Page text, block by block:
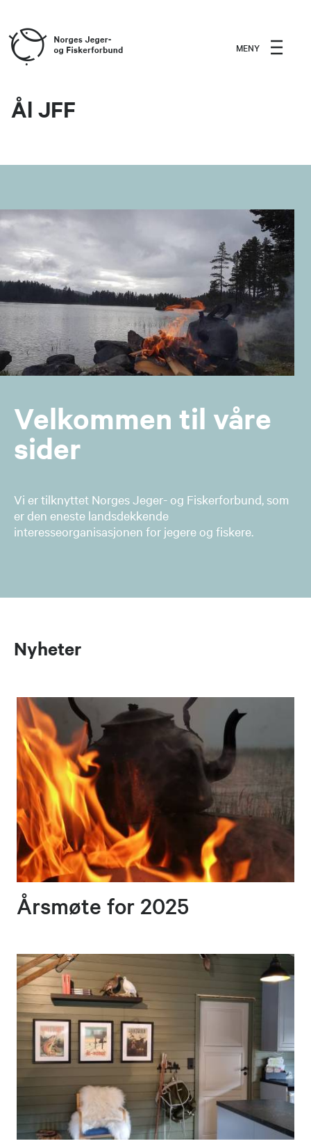
MENY
Ål JFF
Velkommen til våre
sider
Vi er tilknyttet Norges Jeger- og Fiskerforbund, som
er den eneste landsdekkende
interesseorganisasjonen for jegere og fiskere.
Nyheter
Årsmøte for 2025